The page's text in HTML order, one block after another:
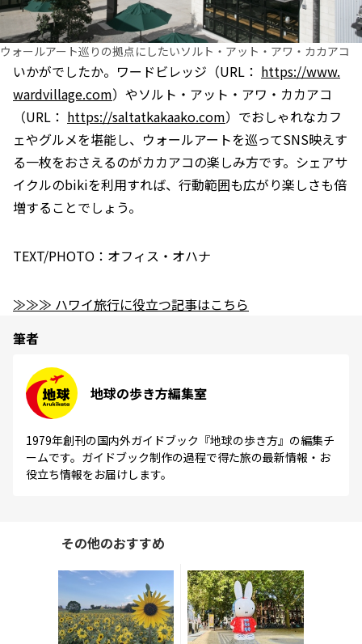
ウォールアート巡りの拠点にしたいソルト・アット・アワ・カカアコ
いかがでしたか。ワードビレッジ（URL： https://www.
wardvillage.com）やソルト・アット・アワ・カカアコ
（URL： https://saltatkakaako.com）でおしゃれなカフ
ェやグルメを堪能し、ウォールアートを巡ってSNS映えす
る一枚をおさえるのがカカアコの楽しみ方です。シェアサ
イクルのbikiを利用すれば、行動範囲も広がり楽しさも倍
増することでしょう。
TEXT/PHOTO：オフィス・オハナ
≫≫≫ ハワイ旅行に役立つ記事はこちら
筆者
地球の歩き方編集室
1979年創刊の国内外ガイドブック『地球の歩き方』の編集チ
ームです。ガイドブック制作の過程で得た旅の最新情報・お
役立ち情報をお届けします。
その他のおすすめ